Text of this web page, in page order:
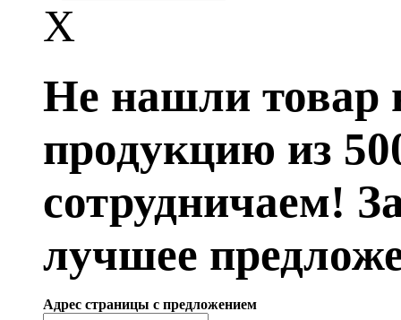
X
Не нашли товар
продукцию из
сотрудничаем!
лучшее
Адрес страницы с предложением